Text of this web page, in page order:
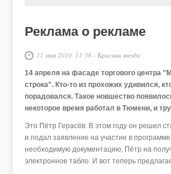
Реклама о рекламе
11 мая 2010, 11:36 - Красная звезда
14 апреля на фасаде торгового центра
строка". Кто-то из прохожих удивился,
порадовался. Такое новшество
некоторое время работал в Тюмени, и
Это Пётр Герасёв. В этом году он решил
и подал заявление на участие в
необходимую документацию, Пётр на
электронное табло. И вот теперь